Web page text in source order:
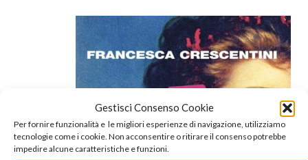
Gestisci Consenso Cookie
Per fornire funzionalità e le migliori esperienze di navigazione, utilizziamo
tecnologie come i cookie. Non acconsentire o ritirare il consenso potrebbe
impedire alcune caratteristiche e funzioni.